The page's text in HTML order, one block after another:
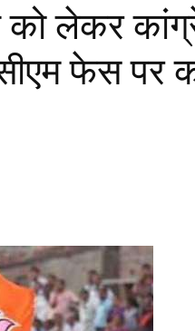
को लेकर
फेस पर